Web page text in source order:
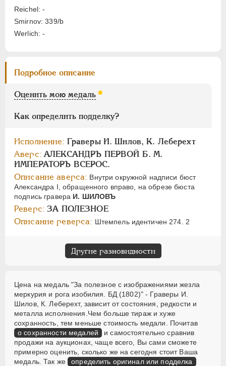
Reichel: -
Smirnov: 339/b
Werlich: -
Подробное описание
Оценить мою медаль
Как определить подделку?
Исполнение: Граверы И. Шилов, К. Леберехт
Аверс: АЛЕКСАНДРЪ ПЕРВОЙ Б. М.
ИМПЕРАТОРЪ ВСЕРОС.
Описание аверса: Внутри окружной надписи бюст
Александра I, обращенного вправо, на обрезе бюста
подпись гравера И. ШИЛОВЪ
Реверс: ЗА ПОЛЕЗНОЕ
Описание реверса: Штемпель идентичен 274. 2
Другие разновидности
Цена на медаль "За полезное с изображениями жезла
меркурия и рога изобилия. БД (1802)" - Граверы И.
Шилов, К. Леберехт, зависит от состояния, редкости и
металла исполнения.Чем больше тираж и хуже
сохранность, тем меньше стоимость медали. Почитав
о сохранности медалей и самостоятельно сравнив
продажи на аукционах, чаще всего, Вы сами сможете
примерно оценить, сколько же на сегодня стоит Ваша
медаль. Так же определить оригинал или подделка
1 2
АЛЕКСАНДР II
НИКОЛАЙ II 1894-1917